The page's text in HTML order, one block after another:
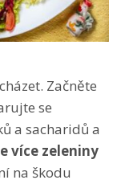
Začněte
se
a sacharidů a
více zeleniny
na škodu